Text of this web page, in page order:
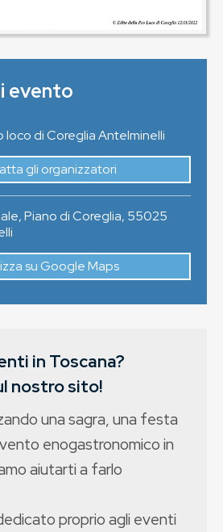
evento
loco di Coreglia Antelminelli
gli organizzatori
Piano di Coreglia, 55025
su Google Maps
in Toscana?
nostro sito!
una sagra, una festa
enogastronomico in
aiutarti a farlo
proprio agli eventi